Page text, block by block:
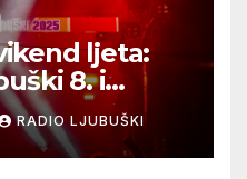
ljeta:
8. i
RADIO LJUBUŠKI